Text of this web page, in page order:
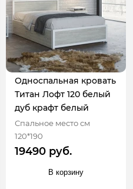
Односпальная кровать
Титан Лофт 120 белый
дуб крафт белый
Спальное место см
120*190
19490 руб.
В корзину